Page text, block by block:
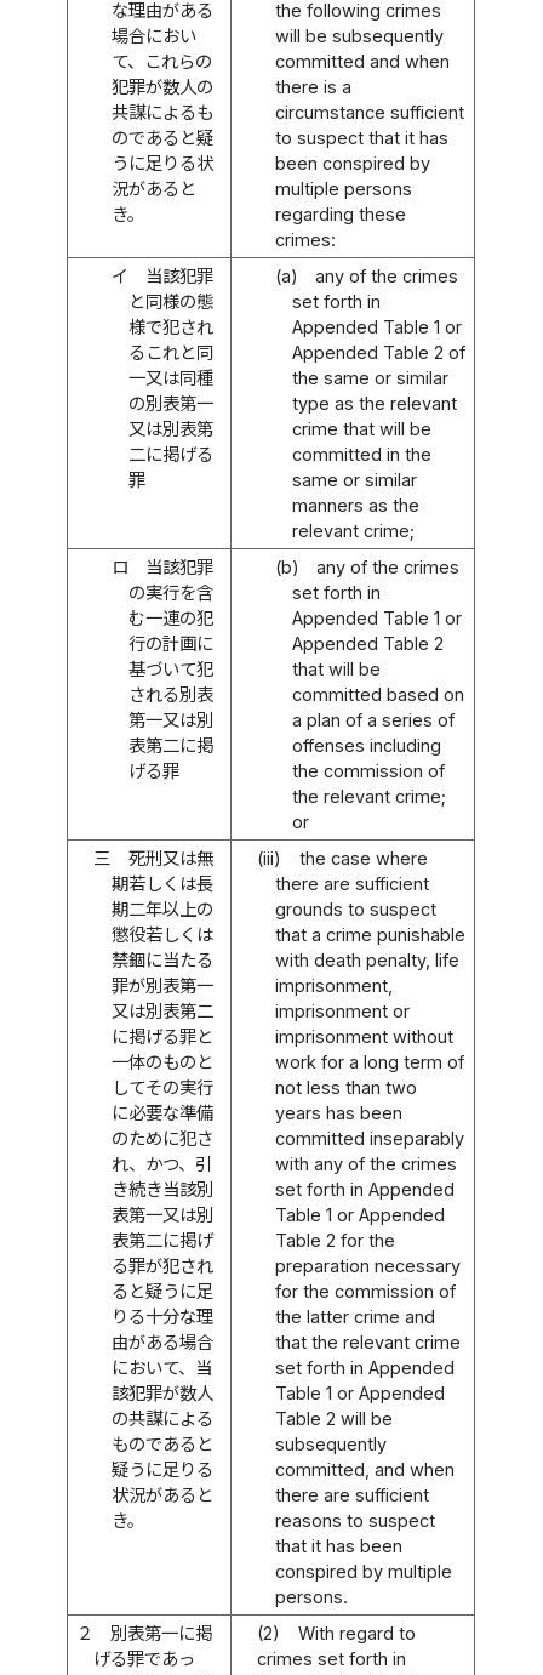
な理由がある
場合におい
て、これらの
犯罪が数人の
共謀によるも
のであると疑
うに足りる状
況があると
き。
the following crimes
will be subsequently
committed and when
there is a
circumstance sufficient
to suspect that it has
been conspired by
multiple persons
regarding these
crimes:
イ
当該犯罪
と同様の態
様で犯され
るこれと同
一又は同種
の別表第一
又は別表第
二に掲げる
罪
(a)
any of the crimes
set forth in
Appended Table 1 or
Appended Table 2 of
the same or similar
type as the relevant
crime that will be
committed in the
same or similar
manners as the
relevant crime;
ロ
当該犯罪
の実行を含
む一連の犯
行の計画に
基づいて犯
される別表
第一又は別
表第二に掲
げる罪
(b)
any of the crimes
set forth in
Appended Table 1 or
Appended Table 2
that will be
committed based on
a plan of a series of
offenses including
the commission of
the relevant crime;
or
三
死刑又は無
期若しくは長
期二年以上の
懲役若しくは
禁錮に当たる
罪が別表第一
又は別表第二
に掲げる罪と
一体のものと
してその実行
に必要な準備
のために犯さ
れ、かつ、引
き続き当該別
表第一又は別
表第二に掲げ
る罪が犯され
ると疑うに足
りる十分な理
由がある場合
において、当
該犯罪が数人
の共謀による
ものであると
疑うに足りる
状況があると
き。
(iii)
the case where
there are sufficient
grounds to suspect
that a crime punishable
with death penalty, life
imprisonment,
imprisonment or
imprisonment without
work for a long term of
not less than two
years has been
committed inseparably
with any of the crimes
set forth in Appended
Table 1 or Appended
Table 2 for the
preparation necessary
for the commission of
the latter crime and
that the relevant crime
set forth in Appended
Table 1 or Appended
Table 2 will be
subsequently
committed, and when
there are sufficient
reasons to suspect
that it has been
conspired by multiple
persons.
２
別表第一に掲
げる罪であっ
(2)
With regard to
crimes set forth in